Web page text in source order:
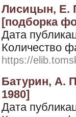
Лисицын, Е.
[подборка
Дата
Количество
https://
Батурин, А.
1980]
Дата